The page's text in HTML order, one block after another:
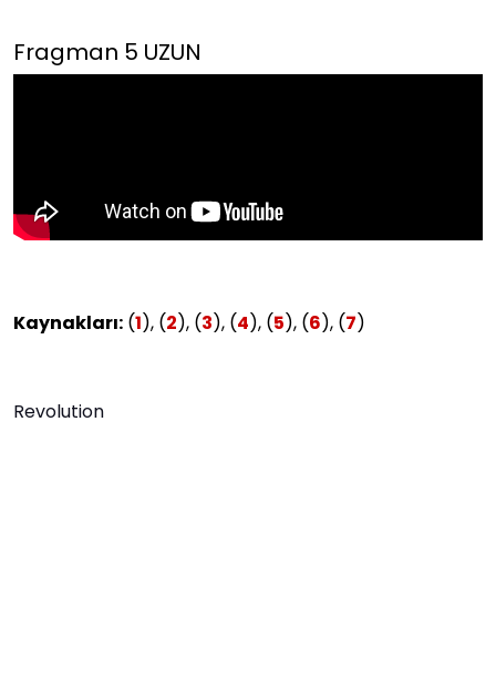
Fragman 5 UZUN
Kaynakları: (1), (2), (3), (4), (5), (6), (7)
Revolution